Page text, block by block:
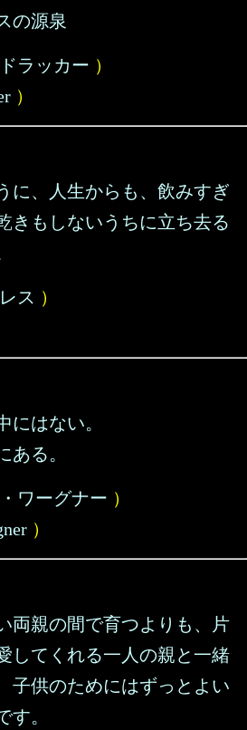
の源泉
ラッカー ）
）
に、人生からも、飲みすぎ
きもしないうちに立ち去る
ス ）
にはない。
ある。
ワーグナー ）
）
両親の間で育つよりも、片
してくれる一人の親と一緒
子供のためにはずっとよい
す。